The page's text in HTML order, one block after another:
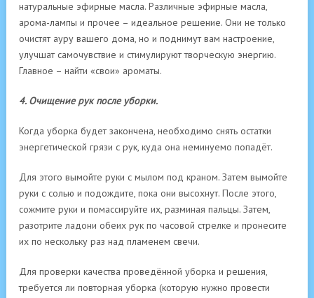
натуральные эфирные масла. Различные эфирные масла,
арома-лампы и прочее – идеальное решение. Они не только
очистят ауру вашего дома, но и поднимут вам настроение,
улучшат самочувствие и стимулируют творческую энергию.
Главное – найти «свои» ароматы.
4. Очищение рук после уборки.
Когда уборка будет закончена, необходимо снять остатки
энергетической грязи с рук, куда она неминуемо попадёт.
Для этого вымойте руки с мылом под краном. Затем вымойте
руки с солью и подождите, пока они высохнут. После этого,
сожмите руки и помассируйте их, разминая пальцы. Затем,
разотрите ладони обеих рук по часовой стрелке и пронесите
их по нескольку раз над пламенем свечи.
Для проверки качества проведённой уборка и решения,
требуется ли повторная уборка (которую нужно провести